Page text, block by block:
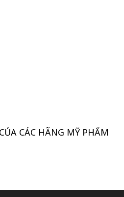
CÁC HÃNG MỸ PHẨM